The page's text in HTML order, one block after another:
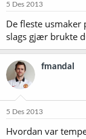
5 Des 2013
De fleste
slags gjær brukte
fmandal
5 Des 2013
Hvordan var